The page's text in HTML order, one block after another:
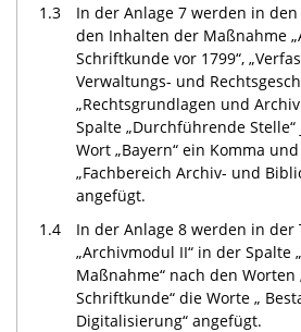
1.3
In der Anlage 7 werden in
den Inhalten der Maßnahme
Schriftkunde vor 1799“,
Verwaltungs- und
„Rechtsgrundlagen und
Spalte „Durchführende
Wort „Bayern“ ein Komma
„Fachbereich Archiv- und
angefügt.
1.4
In der Anlage 8 werden in der
„Archivmodul II“ in der Spalte
Maßnahme“ nach den Worten
Schriftkunde“ die Worte „
Digitalisierung“ angefügt.